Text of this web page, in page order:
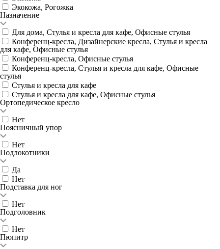
Экокожа, Рогожка
Назначение
Для дома, Стулья и кресла для кафе, Офисные стулья
Конференц-кресла, Дизайнерские кресла, Стулья и кресла
для кафе, Офисные стулья
Конференц-кресла, Офисные стулья
Конференц-кресла, Стулья и кресла для кафе, Офисные
стулья
Стулья и кресла для кафе
Стулья и кресла для кафе, Офисные стулья
Ортопедическое кресло
Нет
Поясничный упор
Нет
Подлокотники
Да
Нет
Подставка для ног
Нет
Подголовник
Нет
Пюпитр